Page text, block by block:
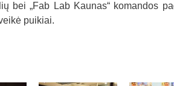
bei „Fab Lab Kaunas“ komandos
puikiai.